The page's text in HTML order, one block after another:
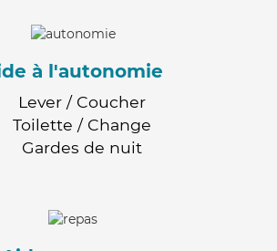
à l'autonomie
Lever / Coucher
Toilette / Change
Gardes de nuit